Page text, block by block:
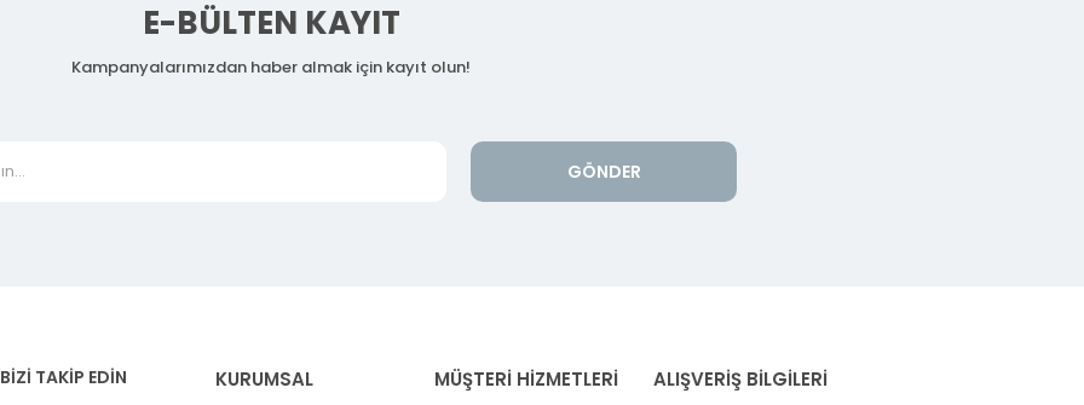
E-BÜLTEN KAYIT
Kampanyalarımızdan haber almak için kayıt olun!
GÖNDER
BİZİ TAKİP EDİN KURUMSAL MÜŞTERİ HİZMETLERİ ALIŞVERİŞ BİLGİLERİ